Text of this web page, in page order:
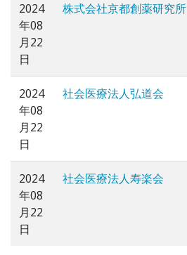
2024
年08
月22
日
株式会社京都創薬研究所
2024
年08
月22
日
社会医療法人弘道会
2024
年08
月22
日
社会医療法人寿楽会